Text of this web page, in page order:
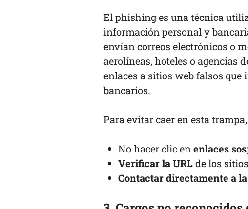
El phishing es una técnica
información personal y
envían correos electrónicos o
aerolíneas, hoteles o agencias
enlaces a sitios web falsos
bancarios.
Para evitar caer en esta
No hacer clic enenlaces
Verificar la URLde los
Contactar directamente a